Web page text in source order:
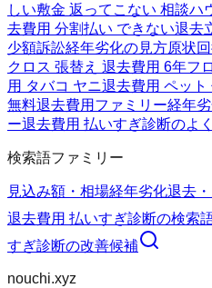
しい敷金 返ってこない 相談ハ
去費用 分割払い できない退去
少額訴訟経年劣化の見方原状
クロス 張替え 退去費用 6年フ
用 タバコ ヤニ退去費用 ペット
無料退去費用ファミリー経年
ー退去費用 払いすぎ診断のよ
検索語ファミリー
見込み額・相場経年劣化退去
退去費用 払いすぎ診断の検索
すぎ診断の改善候補
nouchi.xyz